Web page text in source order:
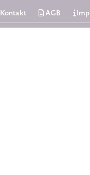
Kontakt AGB